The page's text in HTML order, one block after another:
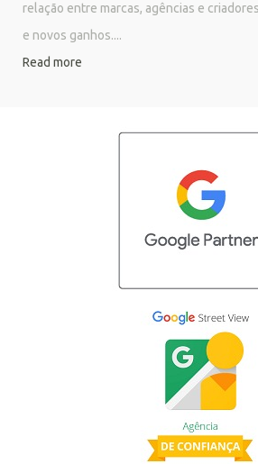
relação entre marcas, agências e
e novos ganhos....
Read more